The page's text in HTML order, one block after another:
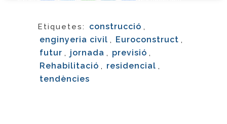
Etiquetes: construcció ,
enginyeria civil , Euroconstruct ,
futur , jornada , previsió ,
Rehabilitació , residencial ,
tendències